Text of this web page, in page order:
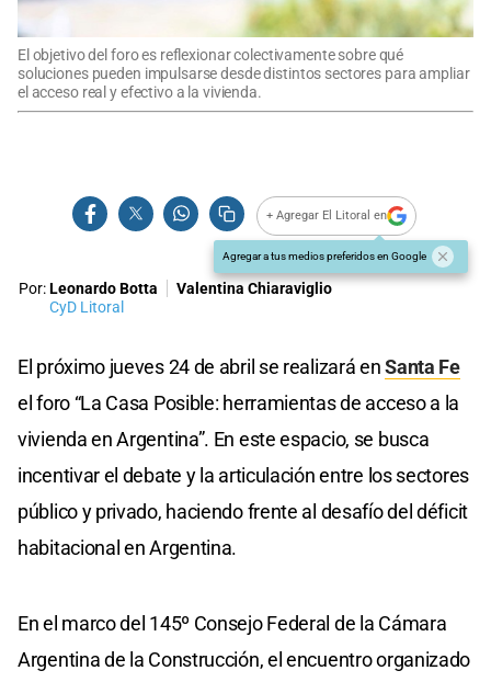
El objetivo del foro es reflexionar colectivamente sobre qué
soluciones pueden impulsarse desde distintos sectores para ampliar
el acceso real y efectivo a la vivienda.
+ Agregar El Litoral en
Agregar a tus medios preferidos en Google
Por:Leonardo Botta
CyD Litoral
Valentina Chiaraviglio
El próximo jueves 24 de abril se realizará enSanta Fe
el foro “La Casa Posible: herramientas de acceso a la
vivienda en Argentina”. En este espacio, se busca
incentivar el debate y la articulación entre los sectores
público y privado, haciendo frente al desafío del déficit
habitacional en Argentina.
En el marco del 145º Consejo Federal de la Cámara
Argentina de la Construcción, el encuentro organizado